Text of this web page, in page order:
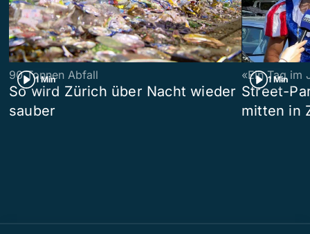
1 Min
90 Tonnen Abfall
So wird Zürich über Nacht wieder
sauber
1 Min
«Ein Tag im
Street-
mitten in